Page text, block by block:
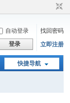
自动登录
找回密码
登录 立即注册
快捷导航